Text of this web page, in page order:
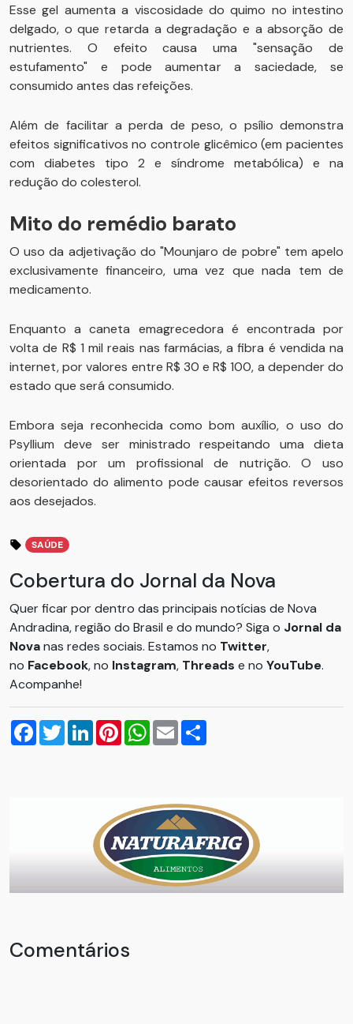
Esse gel aumenta a viscosidade do quimo no intestino
delgado, o que retarda a degradação e a absorção de
nutrientes. O efeito causa uma "sensação de
estufamento" e pode aumentar a saciedade, se
consumido antes das refeições.
Além de facilitar a perda de peso, o psílio demonstra
efeitos significativos no controle glicêmico (em pacientes
com diabetes tipo 2 e síndrome metabólica) e na
redução do colesterol.
Mito do remédio barato
O uso da adjetivação do "Mounjaro de pobre" tem apelo
exclusivamente financeiro, uma vez que nada tem de
medicamento.
Enquanto a caneta emagrecedora é encontrada por
volta de R$ 1 mil reais nas farmácias, a fibra é vendida na
internet, por valores entre R$ 30 e R$ 100, a depender do
estado que será consumido.
Embora seja reconhecida como bom auxílio, o uso do
Psyllium deve ser ministrado respeitando uma dieta
orientada por um profissional de nutrição. O uso
desorientado do alimento pode causar efeitos reversos
aos desejados.
SAÚDE
Cobertura do Jornal da Nova
Quer ficar por dentro das principais notícias de Nova
Andradina, região do Brasil e do mundo? Siga o Jornal da
Novanas redes sociais. Estamos no Twitter,
no Facebook, no Instagram, Threads e no YouTube.
Acompanhe!
Facebook
TwitterLinkedInPinterestWhatsApp
Email
Comentários